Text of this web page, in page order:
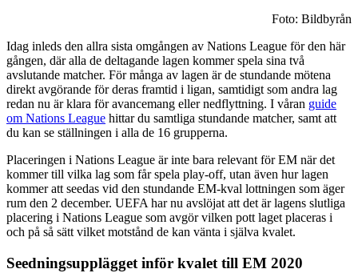
Foto: Bildbyrån
Idag inleds den allra sista omgången av Nations League för den här
gången, där alla de deltagande lagen kommer spela sina två
avslutande matcher. För många av lagen är de stundande mötena
direkt avgörande för deras framtid i ligan, samtidigt som andra lag
redan nu är klara för avancemang eller nedflyttning. I våran guide
om Nations League hittar du samtliga stundande matcher, samt att
du kan se ställningen i alla de 16 grupperna.
Placeringen i Nations League är inte bara relevant för EM när det
kommer till vilka lag som får spela play-off, utan även hur lagen
kommer att seedas vid den stundande EM-kval lottningen som äger
rum den 2 december. UEFA har nu avslöjat att det är lagens slutliga
placering i Nations League som avgör vilken pott laget placeras i
och på så sätt vilket motstånd de kan vänta i själva kvalet.
Seedningsupplägget inför kvalet till EM 2020